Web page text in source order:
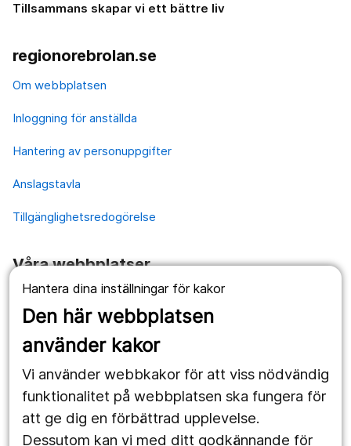
Hantera dina inställningar för kakor
Den här webbplatsen
använder kakor
Vi använder webbkakor för att viss nödvändig
funktionalitet på webbplatsen ska fungera för
att ge dig en förbättrad upplevelse.
Dessutom kan vi med ditt godkännande för
Tillsammans skapar vi ett bättre liv
regionorebrolan.se
Om webbplatsen
Inloggning för anställda
Hantering av personuppgifter
Anslagstavla
Tillgänglighetsredogörelse
Våra webbplatser
1177.se
Länstrafiken
Utveckling